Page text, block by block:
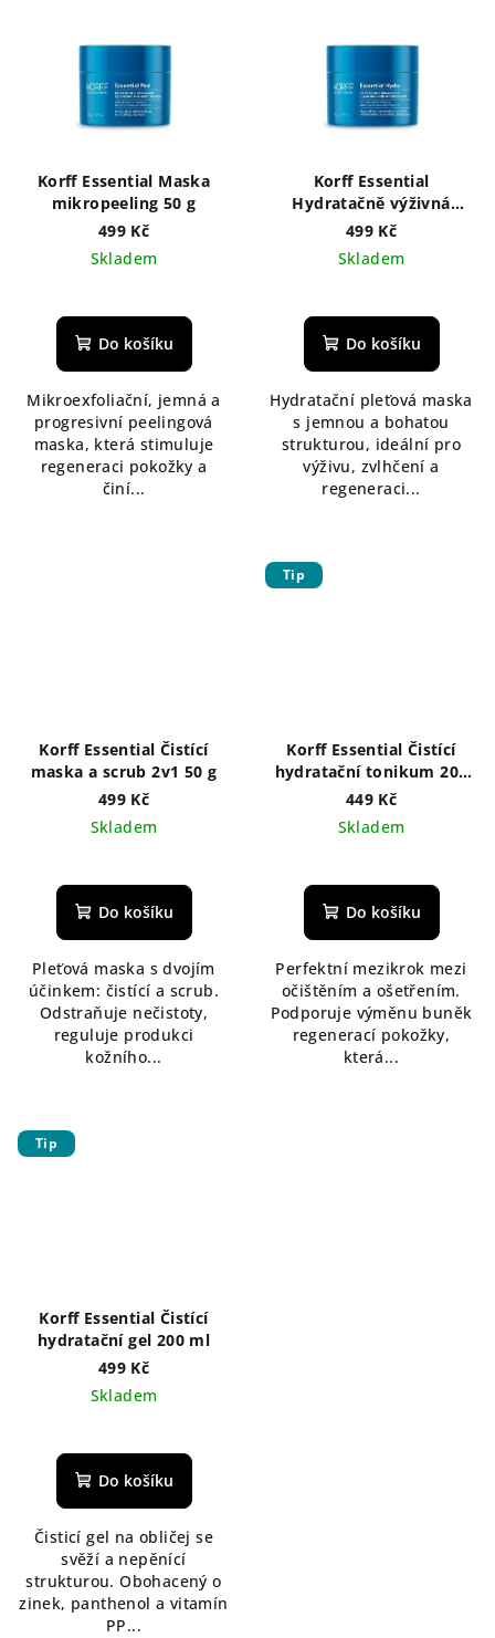
Korff Essential Maska
mikropeeling 50 g
499 Kč
Skladem
Do košíku
Mikroexfoliační, jemná a
progresivní peelingová
maska, která stimuluje
regeneraci pokožky a
činí...
Korff Essential
Hydratačně výživná
maska 50 g
499 Kč
Skladem
Do košíku
Hydratační pleťová maska
s jemnou a bohatou
strukturou, ideální pro
výživu, zvlhčení a
regeneraci...
Korff Essential Čistící
maska a scrub 2v1 50 g
499 Kč
Skladem
Do košíku
Pleťová maska s dvojím
účinkem: čistící a scrub.
Odstraňuje nečistoty,
reguluje produkci
kožního...
Tip
Korff Essential Čistící
hydratační tonikum 200
ml
449 Kč
Skladem
Do košíku
Perfektní mezikrok mezi
očištěním a ošetřením.
Podporuje výměnu buněk
regenerací pokožky,
která...
Tip
Korff Essential Čistící
hydratační gel 200 ml
499 Kč
Skladem
Do košíku
Čisticí gel na obličej se
svěží a nepěnící
strukturou. Obohacený o
zinek, panthenol a vitamín
PP...